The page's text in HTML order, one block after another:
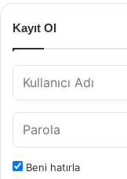
Kayıt Ol
Beni hatırla